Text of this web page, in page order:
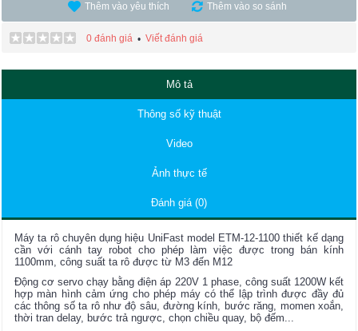
Thêm vào yêu thích Thêm vào so sánh
0 đánh giá • Viết đánh giá
Mô tả
Thông số kỹ thuật
Video
Ảnh thực tế
Đánh giá (0)
Máy ta rô chuyên dụng hiệu UniFast model ETM-12-1100 thiết kế dạng
cần với cánh tay robot cho phép làm việc được trong bán kính
1100mm, công suất ta rô được từ M3 đến M12
Động cơ servo chạy bằng điện áp 220V 1 phase, công suất 1200W kết
hợp màn hình cảm ứng cho phép máy có thể lập trình được đầy đủ
các thông số ta rô như độ sâu, đường kính, bước răng, momen xoắn,
thời tran delay, bước trả ngược, chọn chiều quay, bộ đếm...